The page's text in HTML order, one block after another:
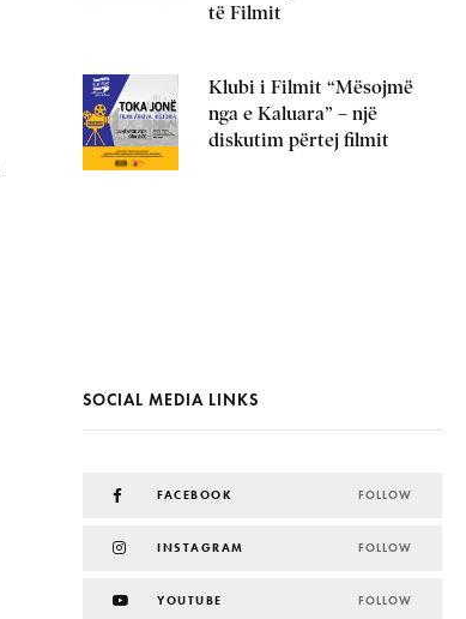
të Filmit
Klubi i Filmit “Mësojmë
nga e Kaluara” – një
diskutim përtej filmit
SOCIAL MEDIA LINKS
FACEBOOK FOLLOW
INSTAGRAM FOLLOW
YOUTUBE FOLLOW